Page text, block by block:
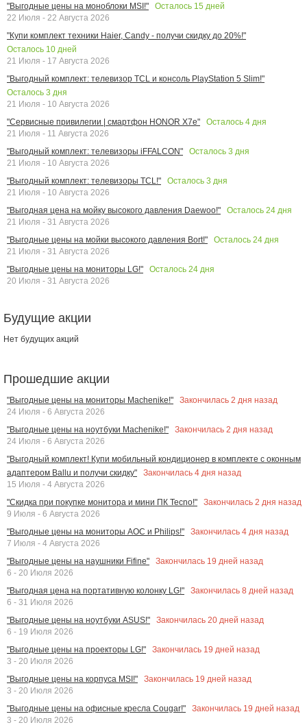
"Выгодные цены на моноблоки MSI!"
Осталось 15 дней
22 Июля - 22 Августа 2026
"Купи комплект техники Haier, Candy - получи скидку до 20%!"
Осталось 10 дней
21 Июля - 17 Августа 2026
"Выгодный комплект: телевизор TCL и консоль PlayStation 5 Slim!"
Осталось 3 дня
21 Июля - 10 Августа 2026
"Сервисные привилегии | смартфон HONOR X7e"
Осталось 4 дня
21 Июля - 11 Августа 2026
"Выгодный комплект: телевизоры iFFALCON"
Осталось 3 дня
21 Июля - 10 Августа 2026
"Выгодный комплект: телевизоры TCL!"
Осталось 3 дня
21 Июля - 10 Августа 2026
"Выгодная цена на мойку высокого давления Daewoo!"
Осталось 24 дня
21 Июля - 31 Августа 2026
"Выгодные цены на мойки высокого давления Bort!"
Осталось 24 дня
21 Июля - 31 Августа 2026
"Выгодные цены на мониторы LG!"
Осталось 24 дня
20 Июля - 31 Августа 2026
Будущие акции
Нет будущих акций
Прошедшие акции
"Выгодные цены на мониторы Machenike!" Закончилась 2 дня назад
24 Июля - 6 Августа 2026
"Выгодные цены на ноутбуки Machenike!"
Закончилась 2 дня назад
24 Июля - 6 Августа 2026
"Выгодный комплект! Купи мобильный кондиционер в комплекте с оконным
адаптером Ballu и получи скидку"
Закончилась 4 дня назад
15 Июля - 4 Августа 2026
"Скидка при покупке монитора и мини ПК Tecno!"
Закончилась 2 дня назад
9 Июля - 6 Августа 2026
"Выгодные цены на мониторы AOC и Philips!"
Закончилась 4 дня назад
7 Июля - 4 Августа 2026
"Выгодные цены на наушники Fifine"
Закончилась 19 дней назад
6 - 20 Июля 2026
"Выгодная цена на портативную колонку LG!"
Закончилась 8 дней назад
6 - 31 Июля 2026
"Выгодные цены на ноутбуки ASUS!"
Закончилась 20 дней назад
6 - 19 Июля 2026
"Выгодные цены на проекторы LG!"
Закончилась 19 дней назад
3 - 20 Июля 2026
"Выгодные цены на корпуса MSI!"
Закончилась 19 дней назад
3 - 20 Июля 2026
"Выгодные цены на офисные кресла Cougar!"
Закончилась 19 дней назад
3 - 20 Июля 2026